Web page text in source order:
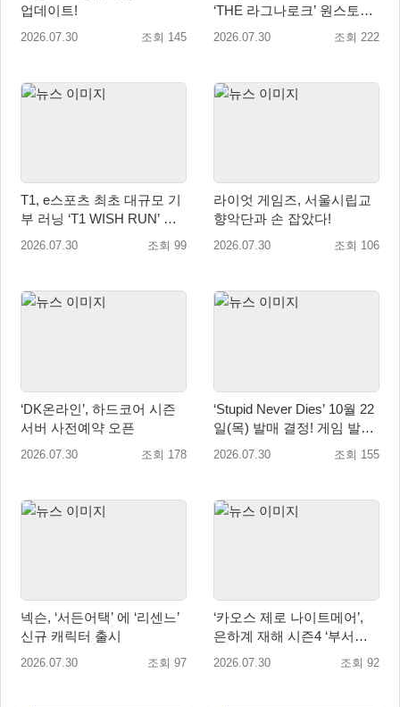
업데이트!
2026.07.30 조회 145
‘THE 라그나로크’ 원스토어
및 갤럭시 스토어 정식 론칭!
2026.07.30 조회 222
T1, e스포츠 최초 대규모 기
부 러닝 ‘T1 WISH RUN’ 개
최…수익금 전액 사회 환원
2026.07.30 조회 99
라이엇 게임즈, 서울시립교
향악단과 손 잡았다!
2026.07.30 조회 106
‘DK온라인’, 하드코어 시즌
서버 사전예약 오픈
2026.07.30 조회 178
‘Stupid Never Dies’ 10월 22
일(목) 발매 결정! 게임 발매
에 앞서 주제가 음원 선공개
2026.07.30 조회 155
넥슨, ‘서든어택’ 에 ‘리센느’
신규 캐릭터 출시
2026.07.30 조회 97
‘카오스 제로 나이트메어’,
은하계 재해 시즌4 ‘부서진
빛과 발톱’ 업데이트
2026.07.30 조회 92